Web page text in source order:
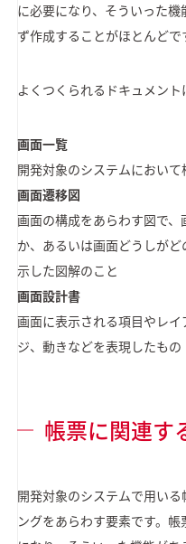
に必要になり、そういった
ず作成することがほとんどで
よくつくられるドキュメント
画面一覧
開発対象のシステムにおい
画面遷移図
画面の構成をあらわす図で
か、あるいは画面どうしが
示した図解のこと
画面設計書
画面に表示される項目やレ
ジ、動きなどを表現したもの
帳票に関連す
開発対象のシステムで用い
ングをあらわす要素です。